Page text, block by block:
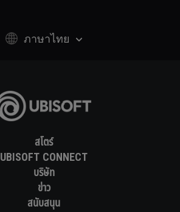
สโตร์
UBISOFT CONNECT
บริษัท
ข่าว
สนับสนุน
ภาษาไทย